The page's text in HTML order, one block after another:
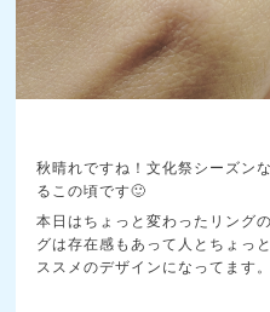
秋晴れですね！文化祭シーズン
るこの頃です🙂
本日はちょっと変わったリング
グは存在感もあって人とちょっ
ススメのデザインになってます。